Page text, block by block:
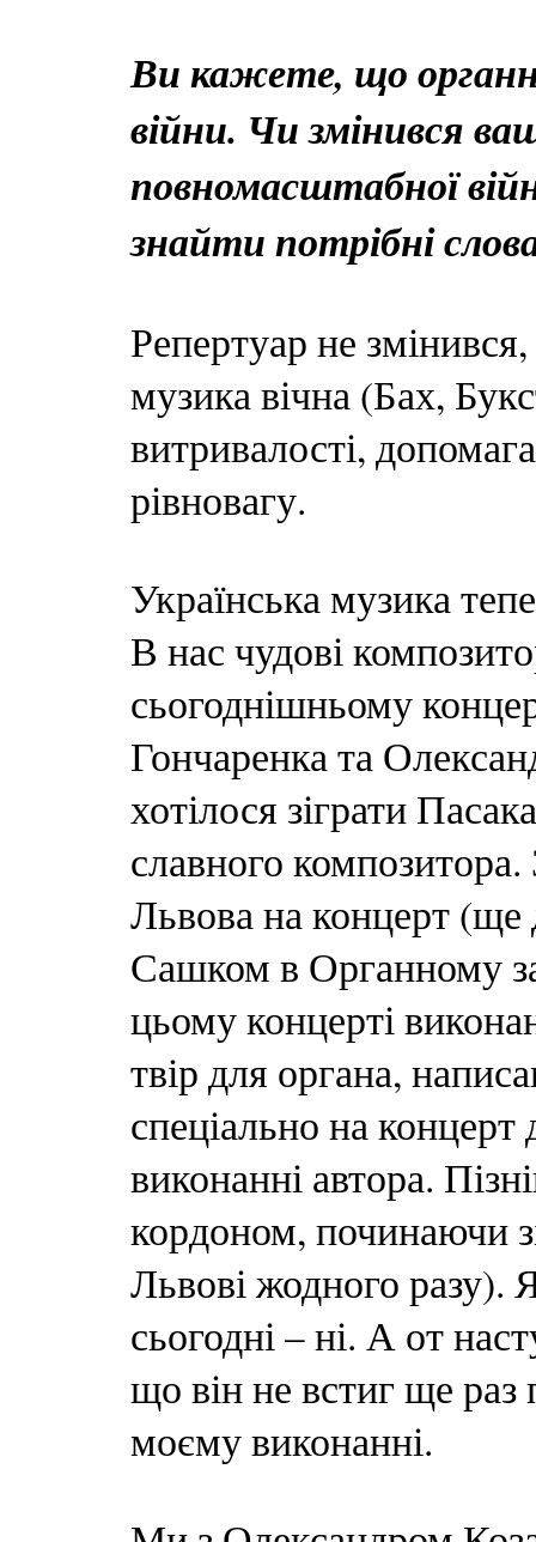
Ви кажете, що
війни. Чи змінився
повномасштабної
знайти потрібні
Репертуар не
музика вічна (Бах,
витривалості,
рівновагу.
Українська музика
В нас чудові
сьогоднішньому
Гончаренка та
хотілося зіграти
славного композитора.
Львова на концерт (ще
Сашком в Органному
цьому концерті
твір для органа,
спеціально на
виконанні автора.
кордоном, починаючи
Львові жодного разу).
сьогодні – ні. А от
що він не встиг ще раз
моєму виконанні.